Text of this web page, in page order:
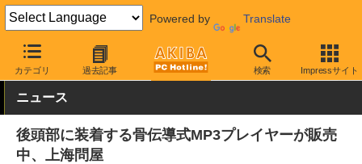
Powered by Translate
カテゴリ 過去記事 検索 Impressサイト
AKIBA PC Hotline! モバイル メディアプレイヤー その他
ニュース
後頭部に装着する骨伝導式MP3プレイヤーが販売
中、上海問屋